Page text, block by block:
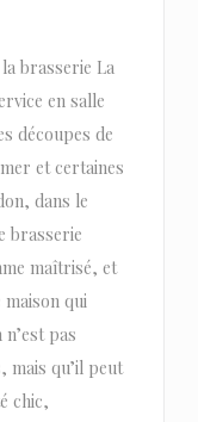
brasserie La
en salle
découpes de
et certaines
dans le
brasserie
maîtrisé, et
maison qui
pas
mais qu’il peut
chic,